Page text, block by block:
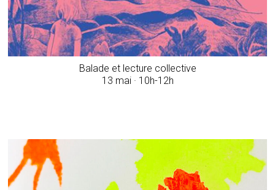
Balade et lecture collective
13 mai · 10h-12h